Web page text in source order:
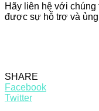
Hãy liên hệ với
được sự hỗ trợ và
SHARE
Facebook
Twitter